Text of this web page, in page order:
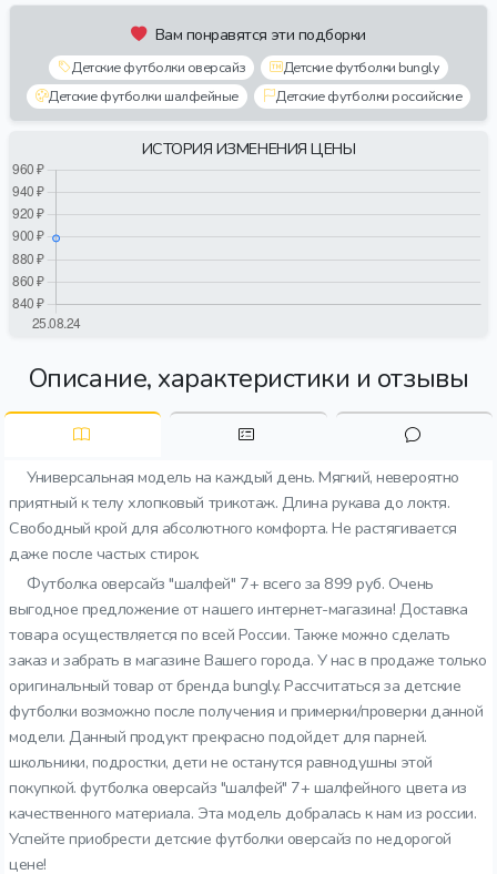
Вам понравятся эти подборки
Детские футболки оверсайз
Детские футболки bungly
Детские футболки шалфейные
Детские футболки российские
ИСТОРИЯ ИЗМЕНЕНИЯ ЦЕНЫ
Описание, характеристики и отзывы
Универсальная модель на каждый день. Мягкий, невероятно
приятный к телу хлопковый трикотаж. Длина рукава до локтя.
Свободный крой для абсолютного комфорта. Не растягивается
даже после частых стирок.
Футболка оверсайз "шалфей" 7+ всего за 899 руб. Очень
выгодное предложение от нашего интернет-магазина! Доставка
товара осуществляется по всей России. Также можно сделать
заказ и забрать в магазине Вашего города. У нас в продаже только
оригинальный товар от бренда bungly. Рассчитаться за детские
футболки возможно после получения и примерки/проверки данной
модели. Данный продукт прекрасно подойдет для парней.
школьники, подростки, дети не останутся равнодушны этой
покупкой. футболка оверсайз "шалфей" 7+ шалфейного цвета из
качественного материала. Эта модель добралась к нам из россии.
Успейте приобрести детские футболки оверсайз по недорогой
цене!